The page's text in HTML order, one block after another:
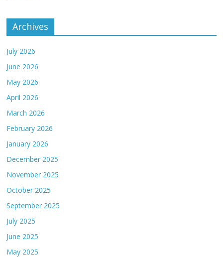
Archives
July 2026
June 2026
May 2026
April 2026
March 2026
February 2026
January 2026
December 2025
November 2025
October 2025
September 2025
July 2025
June 2025
May 2025